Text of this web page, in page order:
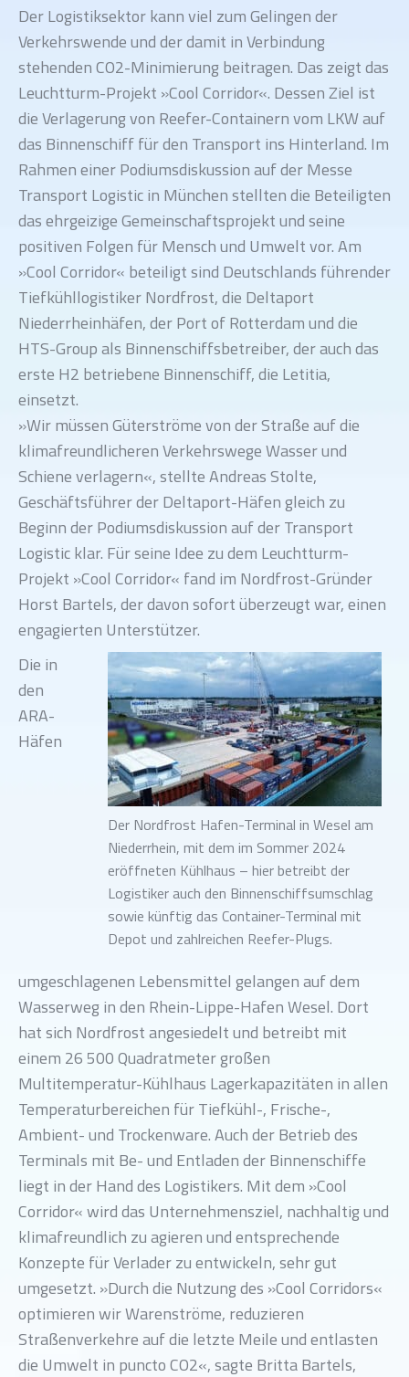
Der Logistiksektor kann viel zum Gelingen der
Verkehrswende und der damit in Verbindung
stehenden CO2-Minimierung beitragen. Das zeigt das
Leuchtturm-Projekt »Cool Corridor«. Dessen Ziel ist
die Verlagerung von Reefer-Containern vom LKW auf
das Binnenschiff für den Transport ins Hinterland. Im
Rahmen einer Podiumsdiskussion auf der Messe
Transport Logistic in München stellten die Beteiligten
das ehrgeizige Gemeinschaftsprojekt und seine
positiven Folgen für Mensch und Umwelt vor. Am
»Cool Corridor« beteiligt sind Deutschlands führender
Tiefkühllogistiker Nordfrost, die Deltaport
Niederrheinhäfen, der Port of Rotterdam und die
HTS-Group als Binnenschiffsbetreiber, der auch das
erste H2 betriebene Binnenschiff, die Letitia,
einsetzt.
»Wir müssen Güterströme von der Straße auf die
klimafreundlicheren Verkehrswege Wasser und
Schiene verlagern«, stellte Andreas Stolte,
Geschäftsführer der Deltaport-Häfen gleich zu
Beginn der Podiumsdiskussion auf der Transport
Logistic klar. Für seine Idee zu dem Leuchtturm-
Projekt »Cool Corridor« fand im Nordfrost-Gründer
Horst Bartels, der davon sofort überzeugt war, einen
engagierten Unterstützer.
Der Nordfrost Hafen-Terminal in Wesel am
Niederrhein, mit dem im Sommer 2024
eröffneten Kühlhaus – hier betreibt der
Logistiker auch den Binnenschiffsumschlag
sowie künftig das Container-Terminal mit
Depot und zahlreichen Reefer-Plugs.
Die in
den
ARA-
Häfen
umgeschlagenen Lebensmittel gelangen auf dem
Wasserweg in den Rhein-Lippe-Hafen Wesel. Dort
hat sich Nordfrost angesiedelt und betreibt mit
einem 26 500 Quadratmeter großen
Multitemperatur-Kühlhaus Lagerkapazitäten in allen
Temperaturbereichen für Tiefkühl-, Frische-,
Ambient- und Trockenware. Auch der Betrieb des
Terminals mit Be- und Entladen der Binnenschiffe
liegt in der Hand des Logistikers. Mit dem »Cool
Corridor« wird das Unternehmensziel, nachhaltig und
klimafreundlich zu agieren und entsprechende
Konzepte für Verlader zu entwickeln, sehr gut
umgesetzt. »Durch die Nutzung des »Cool Corridors«
optimieren wir Warenströme, reduzieren
Straßenverkehre auf die letzte Meile und entlasten
die Umwelt in puncto CO2«, sagte Britta Bartels,